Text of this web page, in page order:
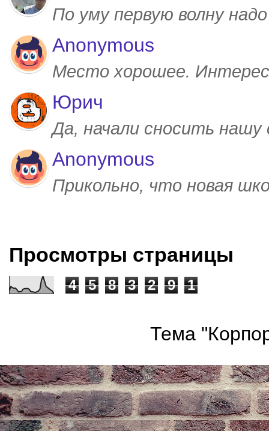
По уму первую волну
Anonymous
Место хорошее.
Юрич
Да, начали сносить
Anonymous
Прикольно, что новая
Просмотры страницы
4 5 8 3 2 9 1
Тема